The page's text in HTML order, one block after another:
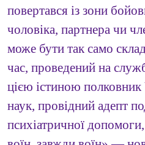
повертався із зони
чоловіка, партнера чи
може бути так само
час, проведений на
цією істиною
наук, провідний адепт
психіатричної